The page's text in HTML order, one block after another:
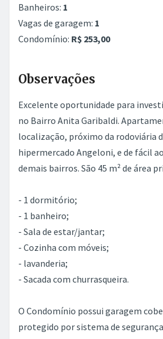
Banheiros: 1
Vagas de garagem: 1
Condomínio: R$ 253,00
Observações
Excelente oportunidade para
no Bairro Anita Garibaldi.
localização, próximo da rodoviária
hipermercado Angeloni, e de fácil
demais bairros. São 45 m² de área
- 1 dormitório;
- 1 banheiro;
- Sala de estar/jantar;
- Cozinha com móveis;
- lavanderia;
- Sacada com churrasqueira.
O Condomínio possui garagem
protegido por sistema de